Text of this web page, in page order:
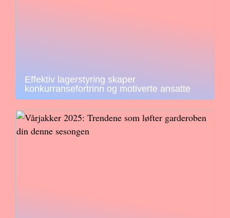
Effektiv lagerstyring skaper
konkurransefortrinn og motiverte ansatte